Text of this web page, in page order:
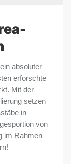
absoluter
erforschte
Mit der
setzen
in
von
im Rahmen